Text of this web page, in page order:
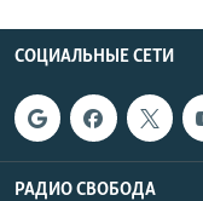
СОЦИАЛЬНЫЕ СЕТИ
РАДИО СВОБОДА